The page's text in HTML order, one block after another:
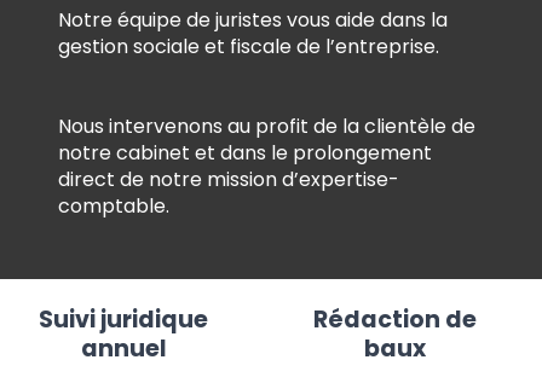
Notre équipe de juristes vous aide dans la
gestion sociale et fiscale de l’entreprise.
Nous intervenons au profit de la clientèle de
notre cabinet et dans le prolongement
direct de notre mission d’expertise-
comptable.
Suivi juridique
annuel
Rédaction de
baux